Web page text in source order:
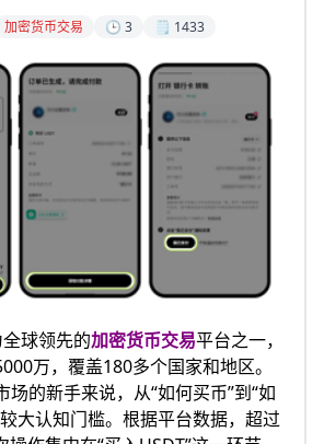
加密货币交易 🕒 3 🗒️ 1433
球领先的加密货币交易平台之一，
万，覆盖180多个国家和地区。
场的新手来说，从“如何买币”到“如
大认知门槛。根据平台数据，超过